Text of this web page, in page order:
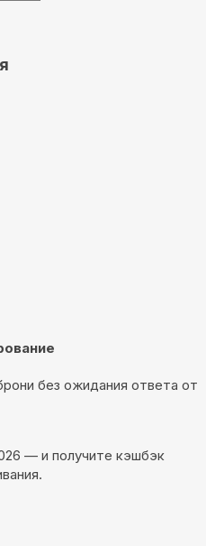
без ожидания ответа от
— и получите кэшбэк